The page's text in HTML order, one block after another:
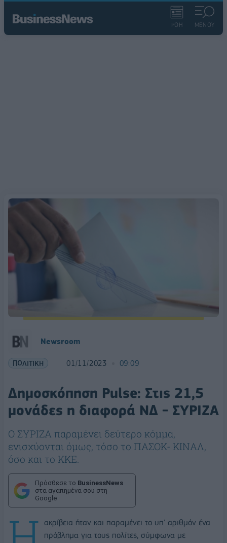
ΡΟΗ ΜΕΝΟΥ
Newsroom
ΠΟΛΙΤΙΚΗ 01/11/2023 09:09
Δημοσκόπηση Pulse: Στις 21,5
μονάδες η διαφορά ΝΔ - ΣΥΡΙΖΑ
Ο ΣΥΡΙΖΑ παραμένει δεύτερο κόμμα,
ενισχύονται όμως, τόσο το ΠΑΣΟΚ- ΚΙΝΑΛ,
όσο και το ΚΚΕ.
Πρόσθεσε το BusinessNews
στα αγαπημένα σου στη
Google
ακρίβεια ήταν και παραμένει το υπ' αριθμόν ένα
πρόβλημα για τους πολίτες, σύμφωνα με